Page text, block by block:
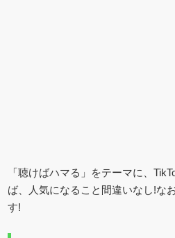
「聴けばハマる」をテーマに、
ば、人気になること間違いなし!な
す!